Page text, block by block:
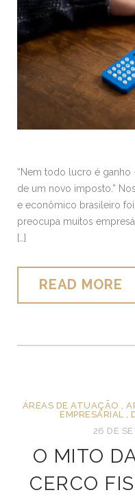
“Nem todo lucro é
de um novo imposto.”
e econômico brasileiro
preocupa muitos
[…]
READ MORE
ÁREAS DE ATUAÇÃO ,
EMPRESARIAL ,
26 DE
O MITO
CERCO